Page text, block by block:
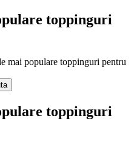
toppinguri
mai populare toppinguri pentru
toppinguri